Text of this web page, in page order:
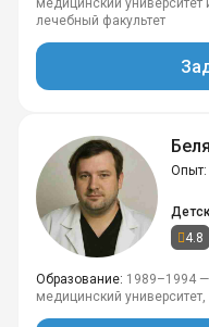
медицинский
лечебный факультет
4.8
Опыт
Образование 1989–1994
медицинский